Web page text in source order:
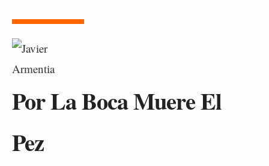
Por La Boca Muere El
Pez